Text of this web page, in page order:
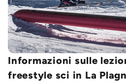
Informazioni sulle
freestyle sci in La